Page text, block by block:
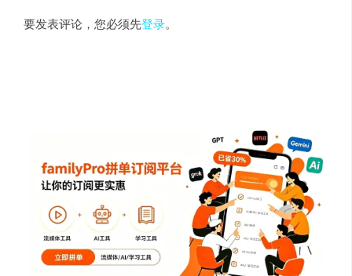
要发表评论，您必须先登录。